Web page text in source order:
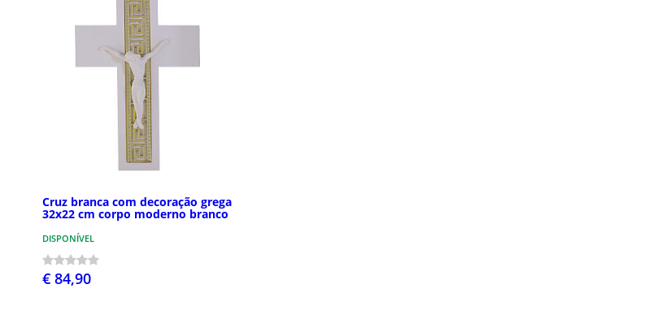
Cruz branca com decoração grega
32x22 cm corpo moderno branco
DISPONÍVEL
€ 84,90